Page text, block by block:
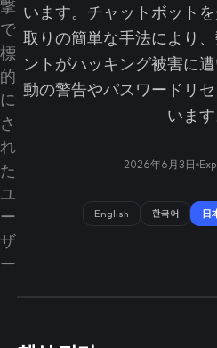
います。チャットボット
取りの簡単な手法により
ントがハッキング被害に
動の警告やパスワードリ
います
2026年6月3日
English 한국어 日